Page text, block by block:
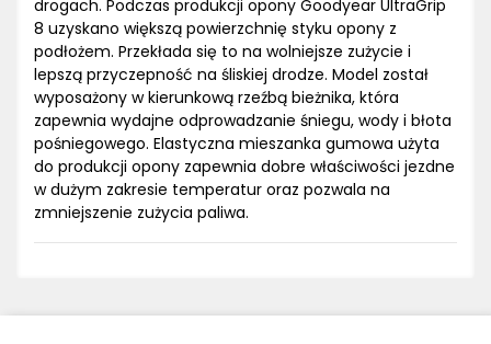
drogach. Podczas produkcji opony Goodyear UltraGrip
8 uzyskano większą powierzchnię styku opony z
podłożem. Przekłada się to na wolniejsze zużycie i
lepszą przyczepność na śliskiej drodze. Model został
wyposażony w kierunkową rzeźbą bieżnika, która
zapewnia wydajne odprowadzanie śniegu, wody i błota
pośniegowego. Elastyczna mieszanka gumowa użyta
do produkcji opony zapewnia dobre właściwości jezdne
w dużym zakresie temperatur oraz pozwala na
zmniejszenie zużycia paliwa.